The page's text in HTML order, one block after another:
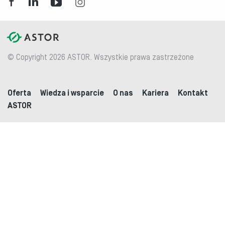
© Copyright 2026 ASTOR. Wszystkie prawa zastrzeżone
Oferta Wiedza i wsparcie O nas Kariera
Kontakt
ASTOR